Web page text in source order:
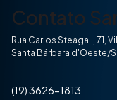
Contato
Rua Carlos Steagall, 71,
Santa Bárbara d'Oeste/
(19) 3626-1813